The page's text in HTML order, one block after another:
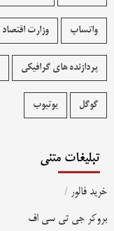
واتساپ وزارت اقتصاد
پردازنده های گرافیکی
گوگل یوتیوب
تبلیغات متنی
خرید فالور /
بروکر جی تی سی اف